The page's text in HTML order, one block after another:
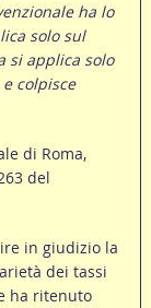
ha lo
solo sul
si applica solo
colpisce
di Roma,
del
in giudizio la
dei tassi
ha ritenuto